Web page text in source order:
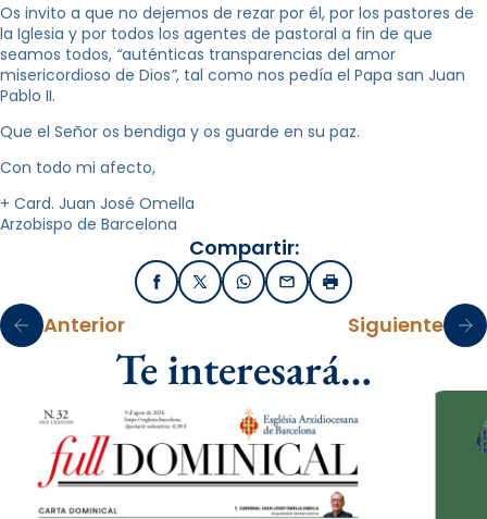
Os invito a que no dejemos de rezar por él, por los pastores de
la Iglesia y por todos los agentes de pastoral a fin de que
seamos todos, “auténticas transparencias del amor
misericordioso de Dios”, tal como nos pedía el Papa san Juan
Pablo II.
Que el Señor os bendiga y os guarde en su paz.
Con todo mi afecto,
+ Card. Juan José Omella
Arzobispo de Barcelona
Compartir:
FacebookX / TwitterWhatsApp
EmailImprimir
Anterior Siguiente
Te interesará…